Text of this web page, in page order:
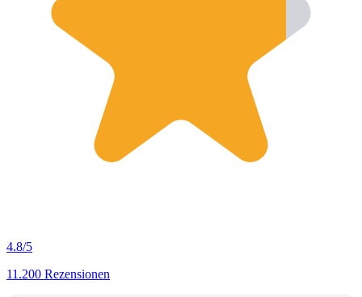
4.8/5
11.200 Rezensionen